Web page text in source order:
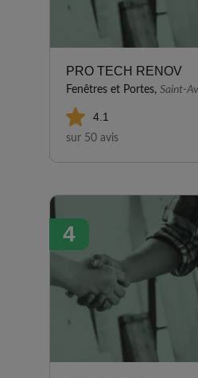
PRO TECH RENOV
Fenêtres et Portes, Saint-
4.1
sur 50 avis
4